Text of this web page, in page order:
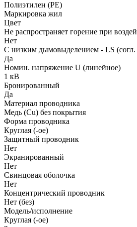
Полиэтилен (PE)
Маркировка жил
Цвет
Не распространяет горение при
Нет
С низким дымовыделением - LS
Да
Номин. напряжение U (линейное)
1 кВ
Бронированный
Да
Материал проводника
Медь (Cu) без покрытия
Форма проводника
Круглая (-ое)
Защитный проводник
Нет
Экранированный
Нет
Свинцовая оболочка
Нет
Концентрический проводник
Нет (без)
Модель/исполнение
Круглая (-ое)